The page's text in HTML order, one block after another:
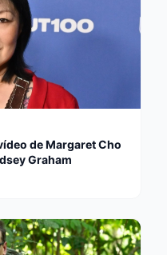
de Margaret Cho
Graham